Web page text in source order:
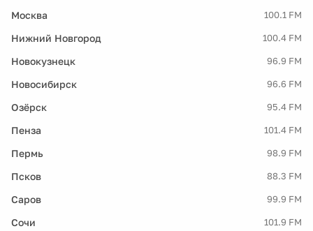
Москва 100.1 FM
Нижний Новгород 100.4 FM
Новокузнецк 96.9 FM
Новосибирск 96.6 FM
Озёрск 95.4 FM
Пенза 101.4 FM
Пермь 98.9 FM
Псков 88.3 FM
Саров 99.9 FM
Сочи 101.9 FM